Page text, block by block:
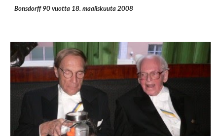
Bonsdorff 90 vuotta 18. maaliskuuta 2008